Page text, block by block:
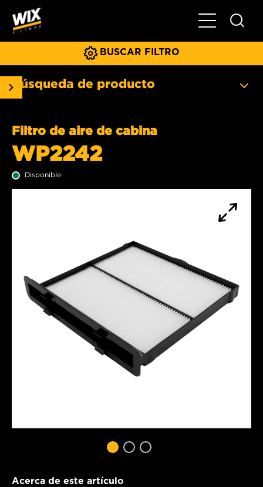
Menú
BUSCAR FILTRO
Búsqueda de producto
Filtro de aire de cabina
WP2242
Disponible
Acerca de este artículo